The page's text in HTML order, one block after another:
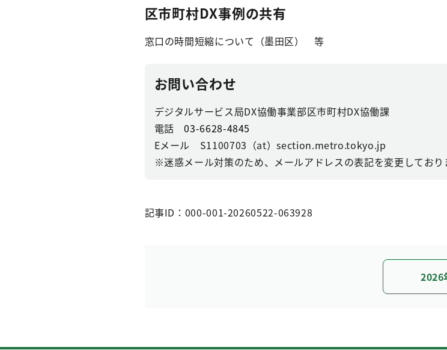
区市町村DX事例の共有
窓口の時間短縮について（墨田区） 等
お問い合わせ
デジタルサービス局DX協働事業部区市町村DX協働課
電話03-6628-4845
Eメール S1100703（at）section.metro.tokyo.jp
※迷惑メール対策のため、メールアドレスの表記を変更してお
記事ID：000-001-20260522-063928
2026